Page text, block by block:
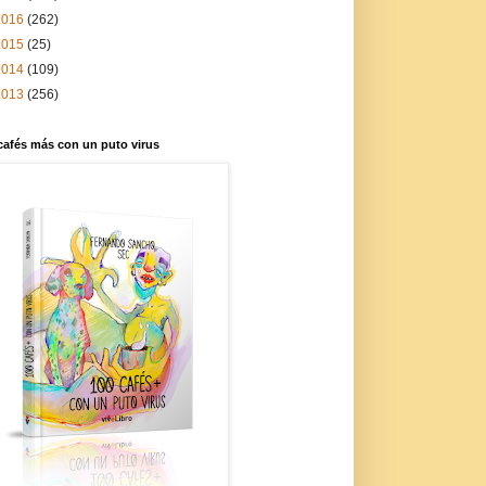
(262)
(25)
(109)
(256)
más con un puto virus